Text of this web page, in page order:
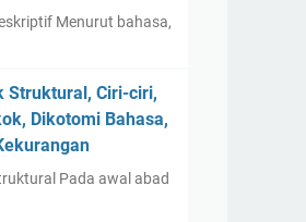
Menurut bahasa,
Struktural, Ciri-ciri,
Dikotomi Bahasa,
Pada awal abad